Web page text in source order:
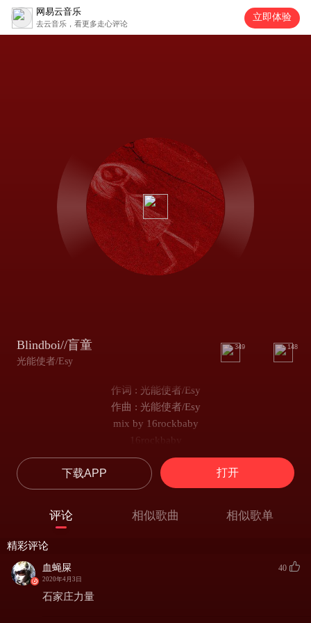
网易云音乐
去云音乐，看更多走心评论
立即体验
Blindboi//盲童
光能使者/Esy
349 148
作词 : 光能使者/Esy
作曲 : 光能使者/Esy
mix by 16rockbaby
16rockbaby
遨游梦境
没有了状态
看不见未来
遨游梦境
下载APP 打开
评论 相似歌曲 相似歌单
精彩评论
血蝇屎
2020年4月3日
40
石家庄力量